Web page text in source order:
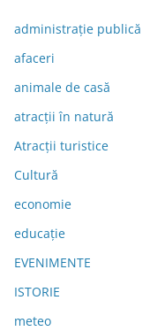
administraţie publică
afaceri
animale de casă
atracții în natură
Atracții turistice
Cultură
economie
educație
EVENIMENTE
ISTORIE
meteo